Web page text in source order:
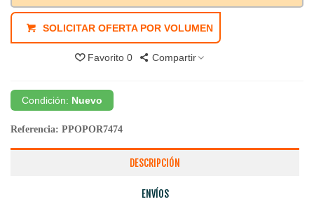
SOLICITAR OFERTA POR VOLUMEN
Favorito 0 Compartir
Condición: Nuevo
Referencia: PPOPOR7474
DESCRIPCIÓN
ENVÍOS